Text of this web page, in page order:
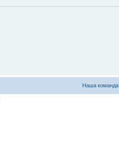
Наша команда